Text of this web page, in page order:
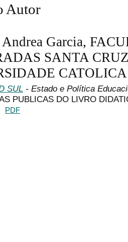
Autor
Garcia,
SANTA
SUL - Estado e Política
PUBLICAS DO LIVRO
PDF